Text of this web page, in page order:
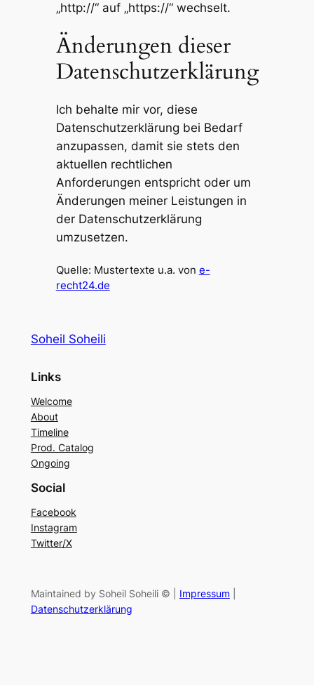
„http://“ auf „https://“ wechselt.
Änderungen dieser
Datenschutzerklärung
Ich behalte mir vor, diese
Datenschutzerklärung bei Bedarf
anzupassen, damit sie stets den
aktuellen rechtlichen
Anforderungen entspricht oder um
Änderungen meiner Leistungen in
der Datenschutzerklärung
umzusetzen.
Quelle: Mustertexte u.a. von e-
recht24.de
Soheil Soheili
Links
Welcome
About
Timeline
Prod. Catalog
Ongoing
Social
Facebook
Instagram
Twitter/X
Maintained by Soheil Soheili © | Impressum|
Datenschutzerklärung